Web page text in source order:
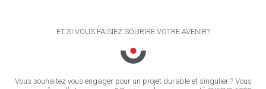
ET SI VOUS FAISIEZ SOURIRE VOTRE AVENIR?
Vous souhaitez vous engager pour un projet durable et singulier ? Vous